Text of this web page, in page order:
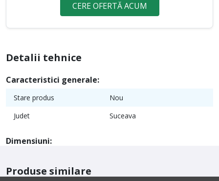
CERE OFERTĂ ACUM
Detalii tehnice
Caracteristici generale:
Stare produs
Nou
Judet
Suceava
Dimensiuni:
Produse similare